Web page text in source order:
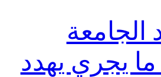
الجامعة
ما يجري يهدد